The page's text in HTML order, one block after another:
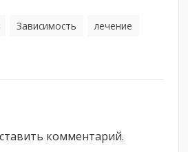
Зависимость лечение
комментарий.